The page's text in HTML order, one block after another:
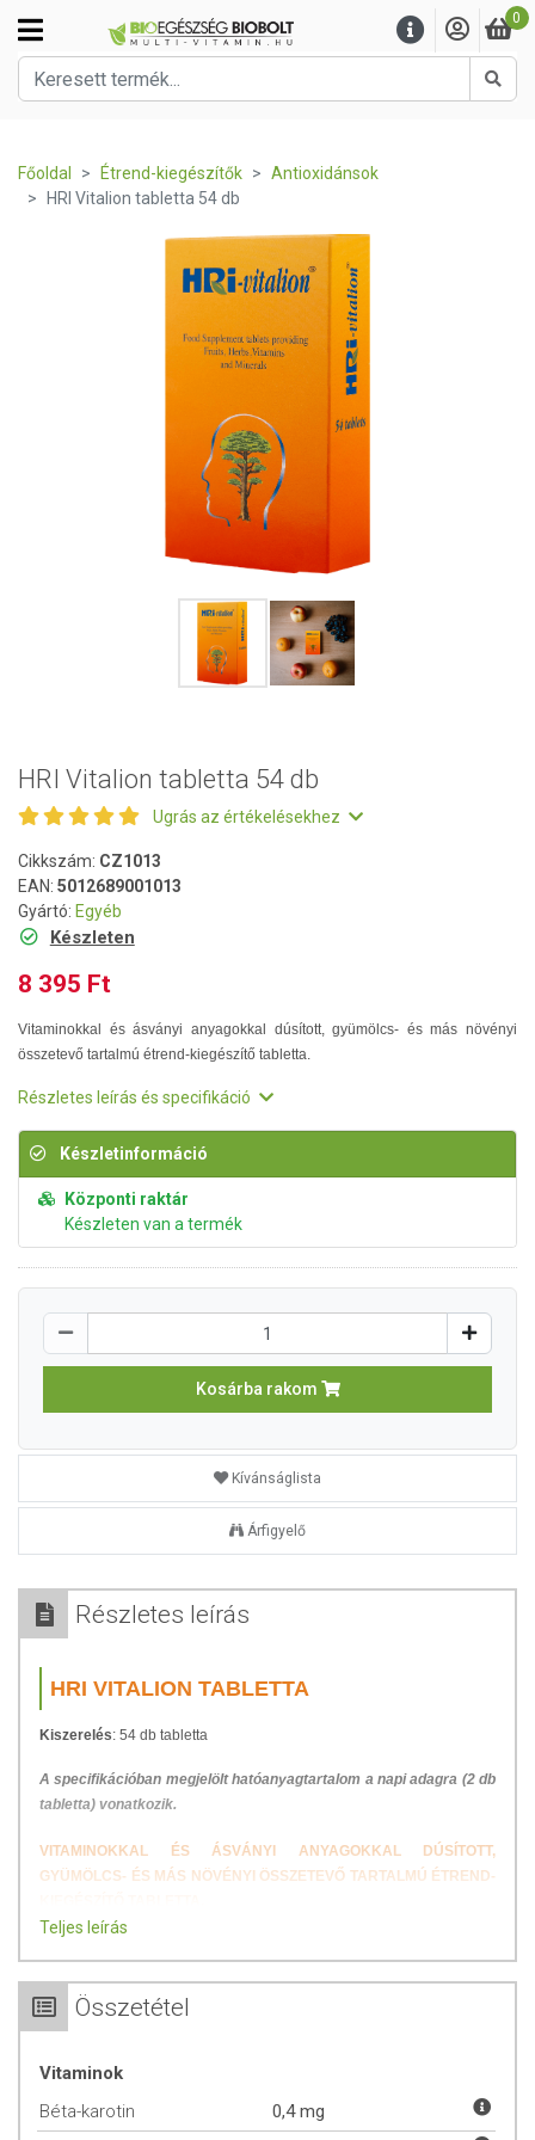
0
Főoldal Étrend-kiegészítők
Antioxidánsok
HRI Vitalion tabletta 54 db
HRI Vitalion tabletta 54 db
Ugrás az értékelésekhez
Cikkszám: CZ1013
EAN: 5012689001013
Gyártó: Egyéb
Készleten
8 395 Ft
Vitaminokkal és ásványi anyagokkal dúsított, gyümölcs- és más növényi
összetevő tartalmú étrend-kiegészítő tabletta.
Részletes leírás és specifikáció
Készletinformáció
Központi raktár
Készleten van a termék
Kosárba rakom
Kívánságlista
Árfigyelő
Részletes leírás
HRI VITALION TABLETTA
Kiszerelés: 54 db tabletta
A specifikációban megjelölt hatóanyagtartalom a napi adagra (2 db
tabletta) vonatkozik.
VITAMINOKKAL ÉS ÁSVÁNYI ANYAGOKKAL DÚSÍTOTT,
GYÜMÖLCS- ÉS MÁS NÖVÉNYI ÖSSZETEVŐ TARTALMÚ ÉTREND-
A HRI Vitalion étrendkiegészítő tabletta egy olyan termék, amely
széles skálán segíti a csont-ízületi és szív-érrendszeri betegségek és
tünetek kezelését. A tabletta összetevői által segít javítani a csont-
ízületi egészséget, jótékony hatással van a csonttömeg növekedésére,
valamint a benne található vitaminok, ásványi anyagok és
A HRI Vitalion tabletta alkalmazható megelőző céllal, illetve a már
Teljes leírás
Összetétel
Vitaminok
Béta-karotin
0,4 mg